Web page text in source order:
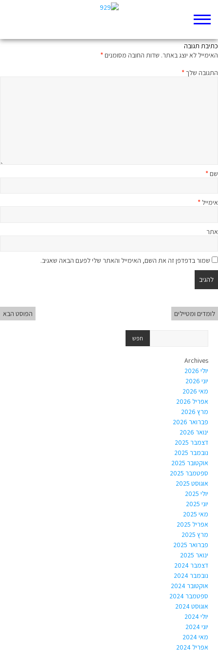
כתיבת תגובה
האימייל לא יוצג באתר. שדות החובה מסומנים*
התגובה שלך*
שם*
אימייל *
אתר
שמור בדפדפן זה את השם, האימייל והאתר שלי לפעם הבאה שאגיב.
לומדים ומטיילים הפוסט הבא
Archives
יולי 2026
יוני 2026
מאי 2026
אפריל 2026
מרץ 2026
פברואר 2026
ינואר 2026
דצמבר 2025
נובמבר 2025
אוקטובר 2025
ספטמבר 2025
אוגוסט 2025
יולי 2025
יוני 2025
מאי 2025
אפריל 2025
מרץ 2025
פברואר 2025
ינואר 2025
דצמבר 2024
נובמבר 2024
אוקטובר 2024
ספטמבר 2024
אוגוסט 2024
יולי 2024
יוני 2024
מאי 2024
אפריל 2024